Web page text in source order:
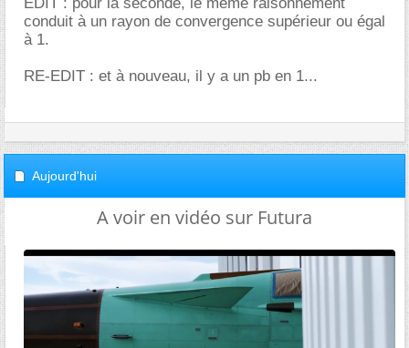
conduit à un rayon de convergence supérieur ou égal
à 1.
RE-EDIT : et à nouveau, il y a un pb en 1...
Aujourd'hui
A voir en vidéo sur Futura